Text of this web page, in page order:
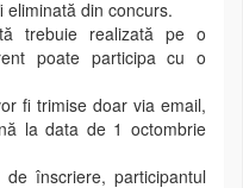
din concurs.
trebuie realizată pe o
poate participa cu o
fi trimise doar via email,
la data de 1 octombrie
înscriere, participantul